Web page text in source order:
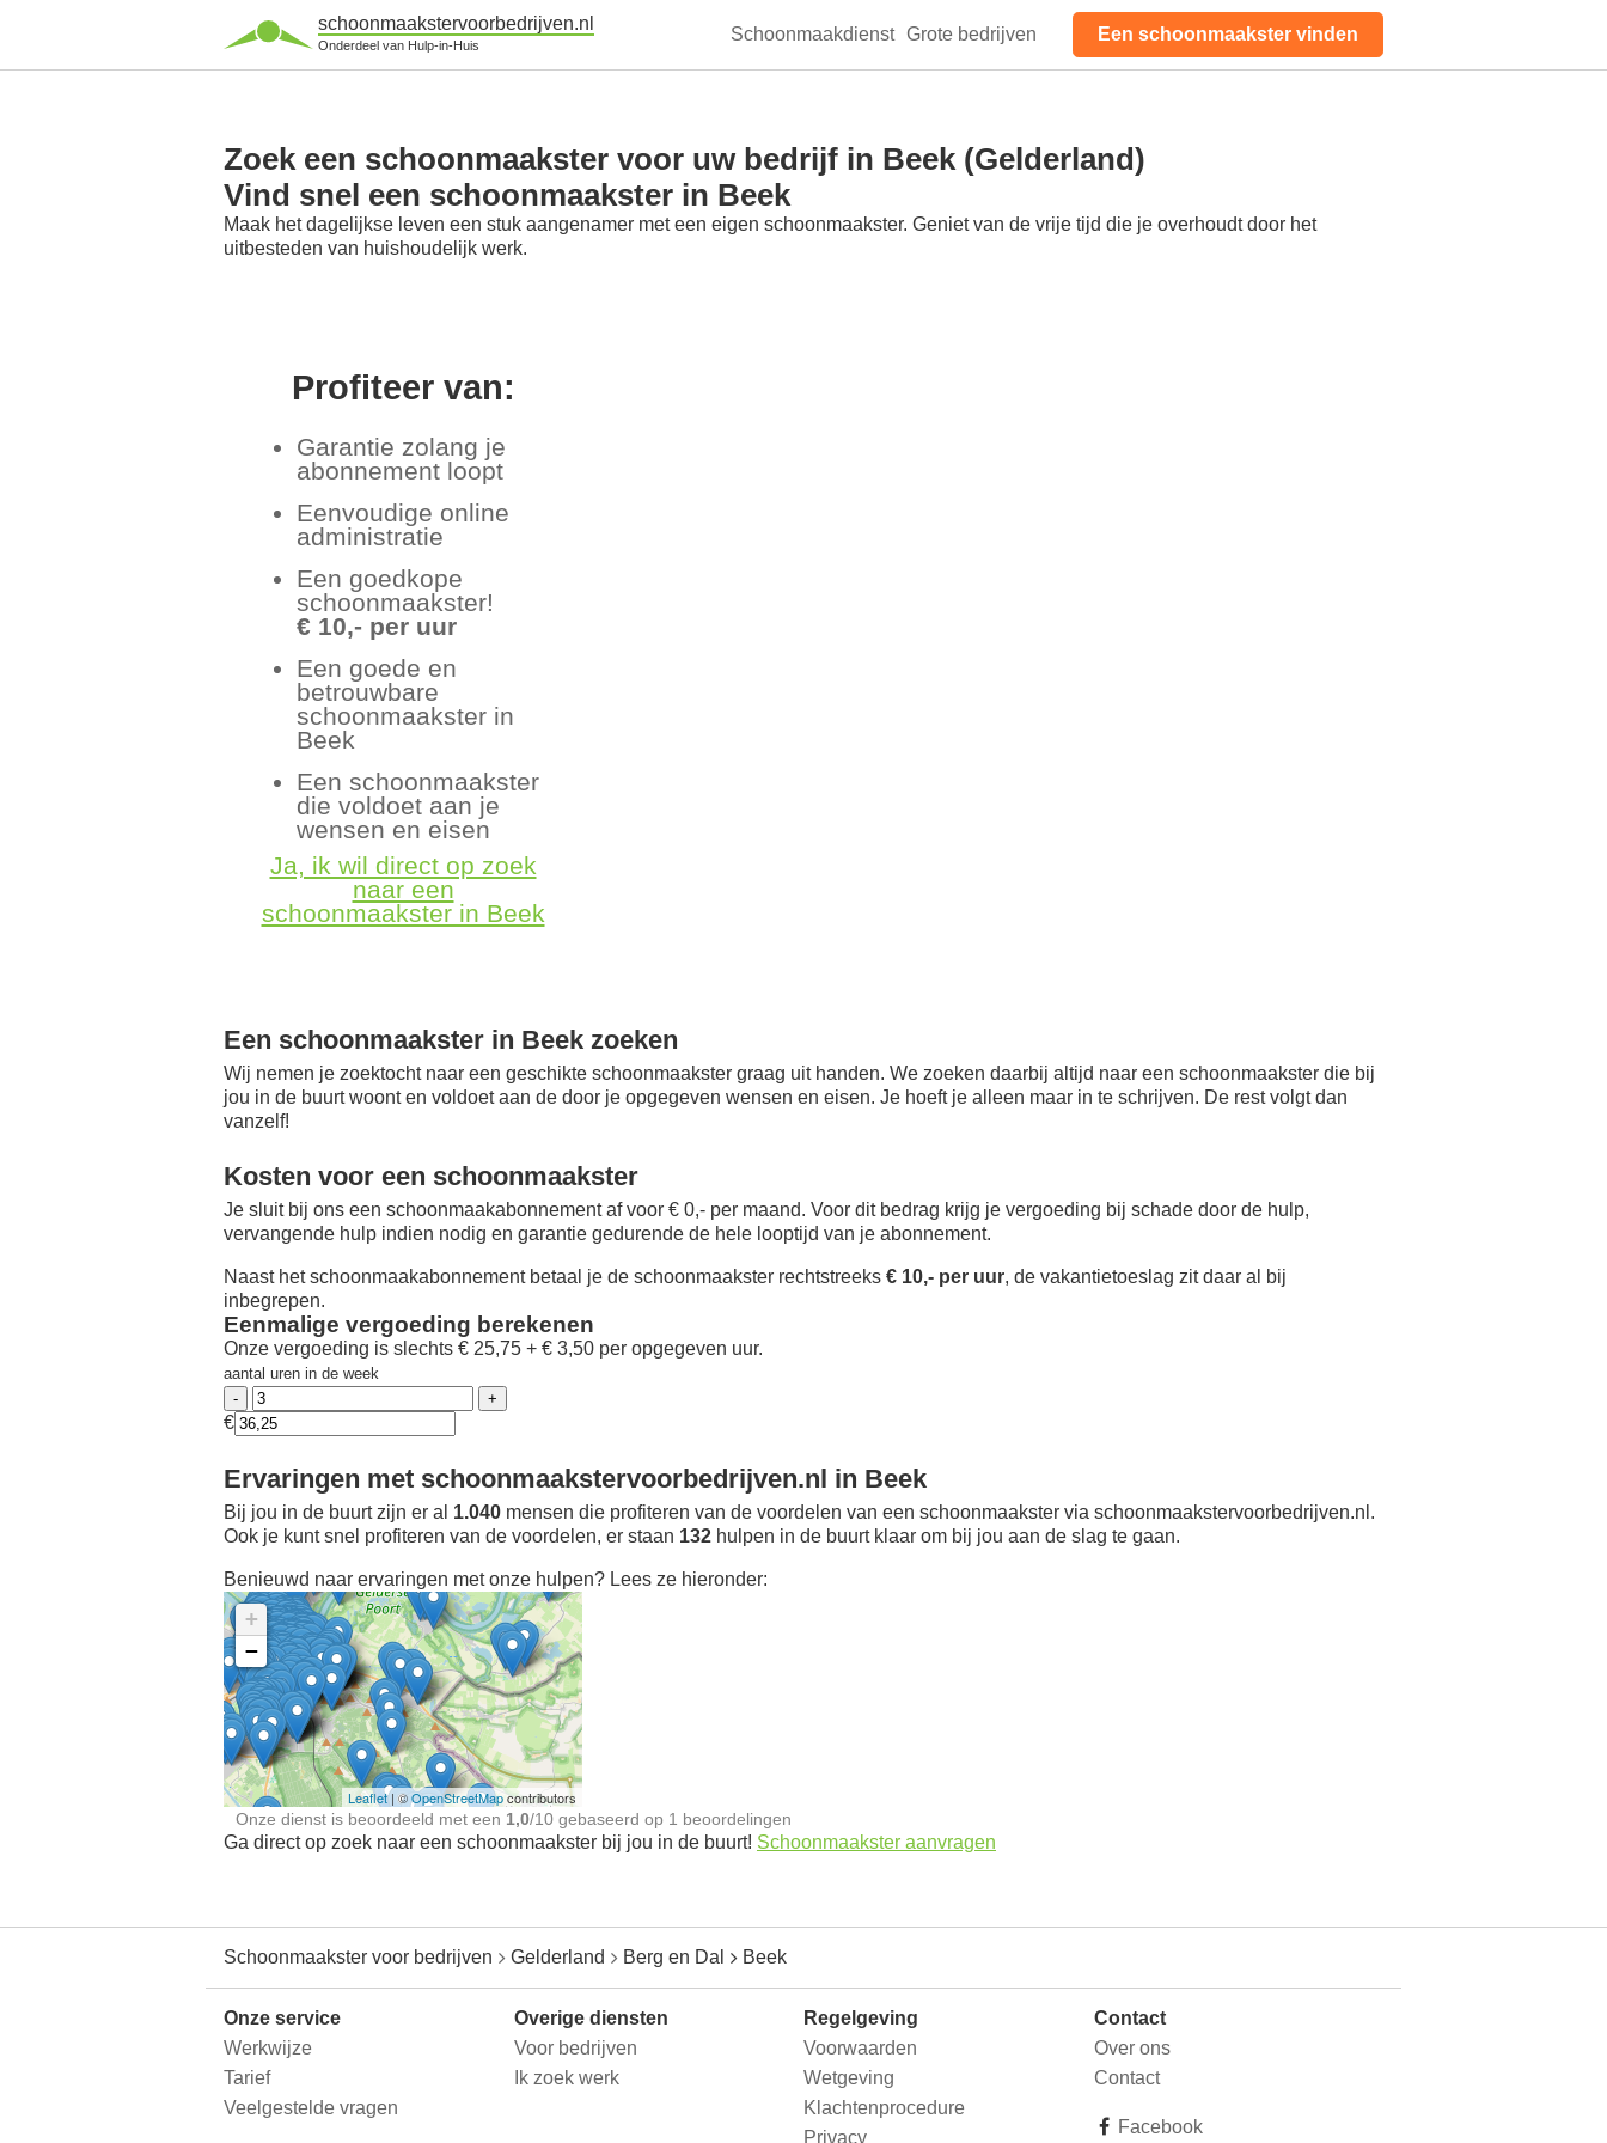
schoonmaakstervoorbedrijven.nl
Onderdeel van Hulp-in-Huis
Schoonmaakdienst Grote bedrijven Een schoonmaakster vinden
Zoek een schoonmaakster voor uw bedrijf in Beek (Gelderland)
Vind snel een schoonmaakster in Beek
Maak het dagelijkse leven een stuk aangenamer met een eigen schoonmaakster. Geniet van de vrije tijd die je overhoudt door het
uitbesteden van huishoudelijk werk.
Profiteer van:
Garantie zolang je
abonnement loopt
Eenvoudige online
administratie
Een goedkope
schoonmaakster!
€ 10,- per uur
Een goede en
betrouwbare
schoonmaakster in
Beek
Een schoonmaakster
die voldoet aan je
wensen en eisen
Ja, ik wil direct op zoek
naar een
schoonmaakster in Beek
Een schoonmaakster in Beek zoeken
Wij nemen je zoektocht naar een geschikte schoonmaakster graag uit handen. We zoeken daarbij altijd naar een schoonmaakster die bij
jou in de buurt woont en voldoet aan de door je opgegeven wensen en eisen. Je hoeft je alleen maar in te schrijven. De rest volgt dan
vanzelf!
Kosten voor een schoonmaakster
Je sluit bij ons een schoonmaakabonnement af voor € 0,- per maand. Voor dit bedrag krijg je vergoeding bij schade door de hulp,
vervangende hulp indien nodig en garantie gedurende de hele looptijd van je abonnement.
Naast het schoonmaakabonnement betaal je de schoonmaakster rechtstreeks € 10,- per uur, de vakantietoeslag zit daar al bij
inbegrepen.
Eenmalige vergoeding berekenen
Onze vergoeding is slechts € 25,75 + € 3,50 per opgegeven uur.
aantal uren in de week
€
Ervaringen met schoonmaakstervoorbedrijven.nl in Beek
Bij jou in de buurt zijn er al 1.040 mensen die profiteren van de voordelen van een schoonmaakster via schoonmaakstervoorbedrijven.nl.
Ook je kunt snel profiteren van de voordelen, er staan 132 hulpen in de buurt klaar om bij jou aan de slag te gaan.
Benieuwd naar ervaringen met onze hulpen? Lees ze hieronder:
Ontdek meer ervaringen
Schoonmaakster bij
jou in de buurt
+
−
Leaflet| ©OpenStreetMapcontributors
Onze dienst is beoordeeld met een 1,0/10 gebaseerd op 1 beoordelingen
Ga direct op zoek naar een schoonmaakster bij jou in de buurt! Schoonmaakster aanvragen
Schoonmaakster voor bedrijven Gelderland Berg en Dal Beek
Onze service
Werkwijze
Tarief
Veelgestelde vragen
Overige diensten
Voor bedrijven
Ik zoek werk
Regelgeving
Voorwaarden
Wetgeving
Klachtenprocedure
Privacy
Contact
Over ons
Contact
Facebook